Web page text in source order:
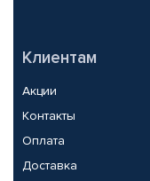
Клиентам
Акции
Контакты
Оплата
Доставка